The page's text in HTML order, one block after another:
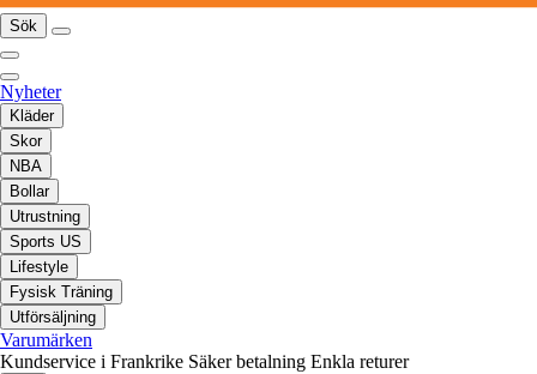
Sök
Nyheter
Kläder
Skor
NBA
Bollar
Utrustning
Sports US
Lifestyle
Fysisk Träning
Utförsäljning
Varumärken
Kundservice i Frankrike Säker betalning Enkla returer